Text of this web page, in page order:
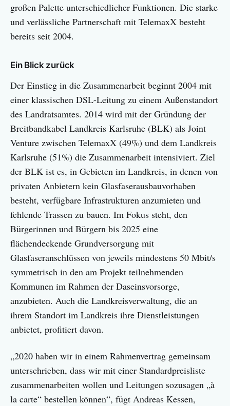
großen Palette unterschiedlicher Funktionen. Die starke
und verlässliche Partnerschaft mit TelemaxX besteht
bereits seit 2004.
Ein Blick zurück
Der Einstieg in die Zusammenarbeit beginnt 2004 mit
einer klassischen DSL-Leitung zu einem Außenstandort
des Landratsamtes. 2014 wird mit der Gründung der
Breitbandkabel Landkreis Karlsruhe (BLK) als Joint
Venture zwischen TelemaxX (49%) und dem Landkreis
Karlsruhe (51%) die Zusammenarbeit intensiviert. Ziel
der BLK ist es, in Gebieten im Landkreis, in denen von
privaten Anbietern kein Glasfaserausbauvorhaben
besteht, verfügbare Infrastrukturen anzumieten und
fehlende Trassen zu bauen. Im Fokus steht, den
Bürgerinnen und Bürgern bis 2025 eine
flächendeckende Grundversorgung mit
Glasfaseranschlüssen von jeweils mindestens 50 Mbit/s
symmetrisch in den am Projekt teilnehmenden
Kommunen im Rahmen der Daseinsvorsorge,
anzubieten. Auch die Landkreisverwaltung, die an
ihrem Standort im Landkreis ihre Dienstleistungen
anbietet, profitiert davon.
„2020 haben wir in einem Rahmenvertrag gemeinsam
unterschrieben, dass wir mit einer Standardpreisliste
zusammenarbeiten wollen und Leitungen sozusagen „à
la carte“ bestellen können“, fügt Andreas Kessen,